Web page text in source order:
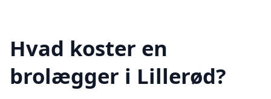
Hvad koster en
brolægger i Lillerød?